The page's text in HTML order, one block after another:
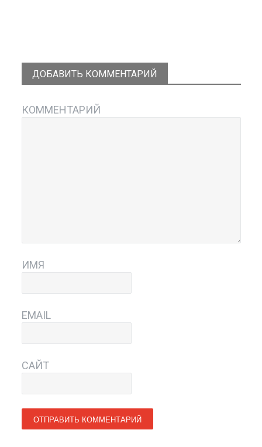
ДОБАВИТЬ КОММЕНТАРИЙ
КОММЕНТАРИЙ
ИМЯ
EMAIL
САЙТ